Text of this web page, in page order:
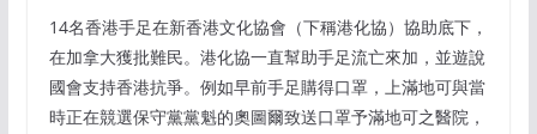
14名香港手足在新香港文化協會（下稱港化協）協助底下，
在加拿大獲批難民。港化協一直幫助手足流亡來加，並遊說
國會支持香港抗爭。例如早前手足購得口罩，上滿地可與當
時正在競選保守黨黨魁的奧圖爾致送口罩予滿地可之醫院，